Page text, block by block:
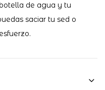
de agua y tu
saciar tu sed o